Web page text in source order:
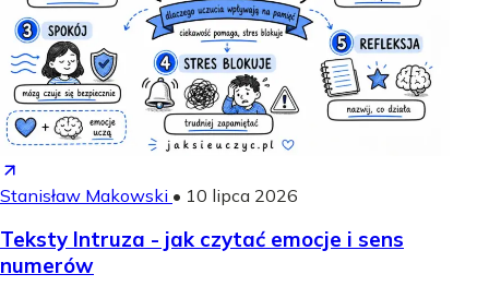
Stanisław Makowski • 10 lipca 2026
Teksty Intruza - jak czytać emocje i sens
numerów